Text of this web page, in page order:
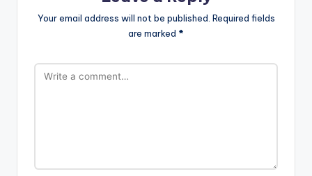
Your email address will not be published. Required fields
are marked *